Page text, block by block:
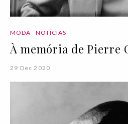
MODA NOTÍCIAS
À memória de Pierre
29 Dec 2020